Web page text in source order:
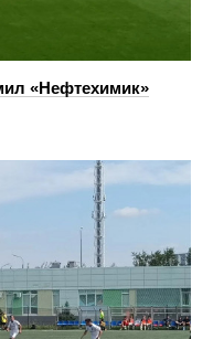
«Нефтехимик»